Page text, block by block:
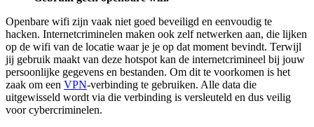
Openbare wifi zijn vaak niet goed beveiligd en eenvoudig te
hacken. Internetcriminelen maken ook zelf netwerken aan, die lijken
op de wifi van de locatie waar je je op dat moment bevindt. Terwijl
jij gebruik maakt van deze hotspot kan de internetcrimineel bij jouw
persoonlijke gegevens en bestanden. Om dit te voorkomen is het
zaak om een VPN-verbinding te gebruiken. Alle data die
uitgewisseld wordt via die verbinding is versleuteld en dus veilig
voor cybercriminelen.